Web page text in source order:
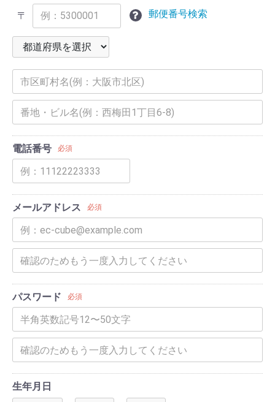
〒 郵便番号検索
電話番号 必須
メールアドレス 必須
パスワード 必須
生年月日